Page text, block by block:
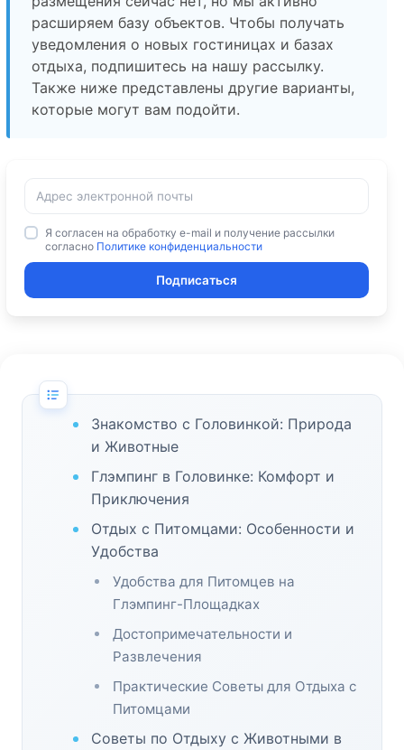
расширяем базу объектов. Чтобы получать
уведомления о новых гостиницах и базах
отдыха, подпишитесь на нашу рассылку.
Также ниже представлены другие варианты,
которые могут вам подойти.
Я согласен на обработку e-mail и получение рассылки
согласно Политике конфиденциальности
Подписаться
Знакомство с Головинкой: Природа
и Животные
Глэмпинг в Головинке: Комфорт и
Приключения
Отдых с Питомцами: Особенности и
Удобства
Удобства для Питомцев на
Глэмпинг-Площадках
Достопримечательности и
Развлечения
Практические Советы для Отдыха с
Питомцами
Советы по Отдыху с Животными в